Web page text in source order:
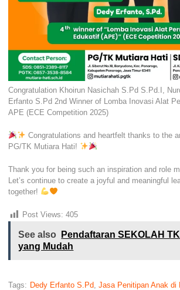
Congratulation Khoirun Nasichah S.Pd S.Pd.I,
Erfanto S.Pd 2nd Winner of Lomba Inovasi Alat
APE (ECE Competition 2025)
Congratulations and heartfelt thanks to the
PG/TK Mutiara Hati!
Thank you for being such an inspiration and role
Let’s continue to create a joyful and meaningful
together!
Post Views: 405
See also
Pendaftaran SEKOLAH
yang Mudah
Tags: Dedy Erfanto S.Pd ,Jasa Penitipan Anak di